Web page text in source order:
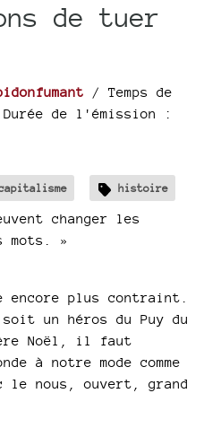
de tuer
/ Temps de
de l'émission :
histoire
changer les
mots. »
encore plus contraint.
un héros du Puy du
Noël, il faut
à notre mode comme
le nous, ouvert, grand